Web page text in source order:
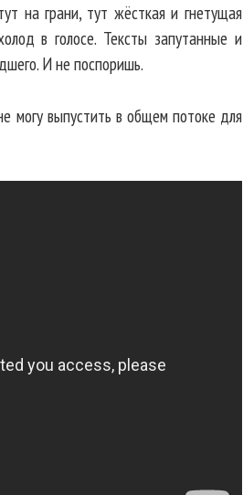
на грани, тут жёсткая и гнетущая
в голосе. Тексты запутанные и
И не поспоришь.
могу выпустить в общем потоке для